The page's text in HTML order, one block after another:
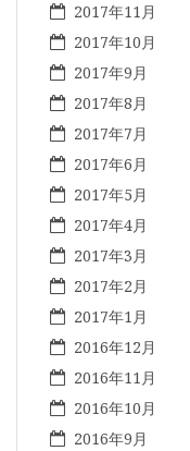
2017年11月
2017年10月
2017年9月
2017年8月
2017年7月
2017年6月
2017年5月
2017年4月
2017年3月
2017年2月
2017年1月
2016年12月
2016年11月
2016年10月
2016年9月